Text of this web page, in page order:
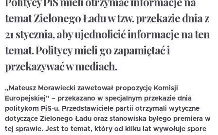
temat Zielonego Ładu w tzw. przekazie dnia z
21 stycznia, aby ujednolicić informacje na ten
temat. Politycy mieli go zapamiętać i
przekazywać w mediach.
„Mateusz Morawiecki zawetował propozycję Komisji
Europejskiej” – przekazano w specjalnym przekazie dnia
politykom PiS-u. Przedstawiciele partii otrzymali wytyczne
dotyczące Zielonego Ładu oraz stanowiska byłego premiera w
tej sprawie. Jest to temat, który od kilku lat wywołuje spore